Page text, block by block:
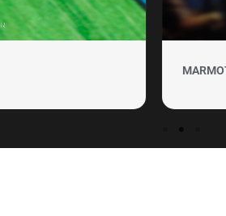
MARMOTA VIDEO Clipuri si promovare